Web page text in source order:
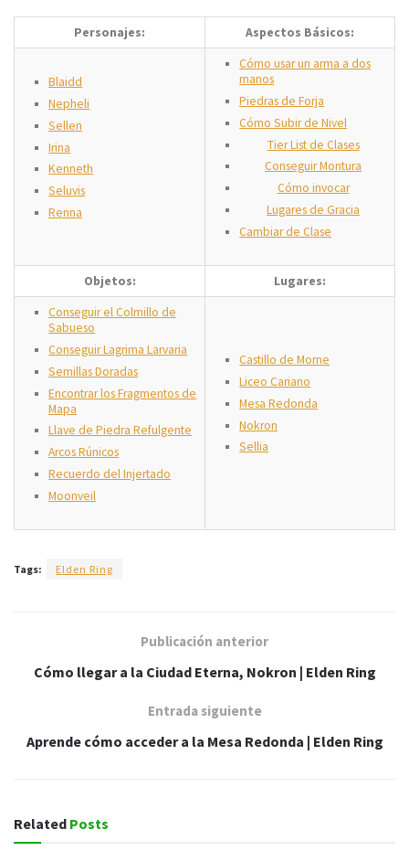
Personajes: Aspectos Básicos:
Blaidd
Nepheli
Sellen
Irina
Kenneth
Seluvis
Renna
Cómo usar un arma a dos
manos
Piedras de Forja
Cómo Subir de Nivel
Tier List de Clases
Conseguir Montura
Cómo invocar
Lugares de Gracia
Cambiar de Clase
Objetos:
Lugares:
Conseguir el Colmillo de
Sabueso
Conseguir Lagrima Larvaria
Semillas Doradas
Encontrar los Fragmentos de
Mapa
Llave de Piedra Refulgente
Arcos Rúnicos
Recuerdo del Injertado
Moonveil
Castillo de Morne
Liceo Cariano
Mesa Redonda
Nokron
Sellia
Tags: Elden Ring
Publicación anterior
Cómo llegar a la Ciudad Eterna, Nokron | Elden Ring
Entrada siguiente
Aprende cómo acceder a la Mesa Redonda | Elden Ring
Related Posts